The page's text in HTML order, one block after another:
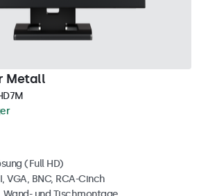
Metall
(Full HD)
VGA, BNC, RCA-Cinch